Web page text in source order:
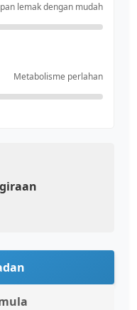
lemak dengan mudah
Metabolisme perlahan